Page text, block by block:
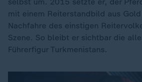
mit einem Reiterstandbild aus
Nachfahre des einstigen
Szene. So bleibt er sichtbar die
Führerfigur Turkmenistans.